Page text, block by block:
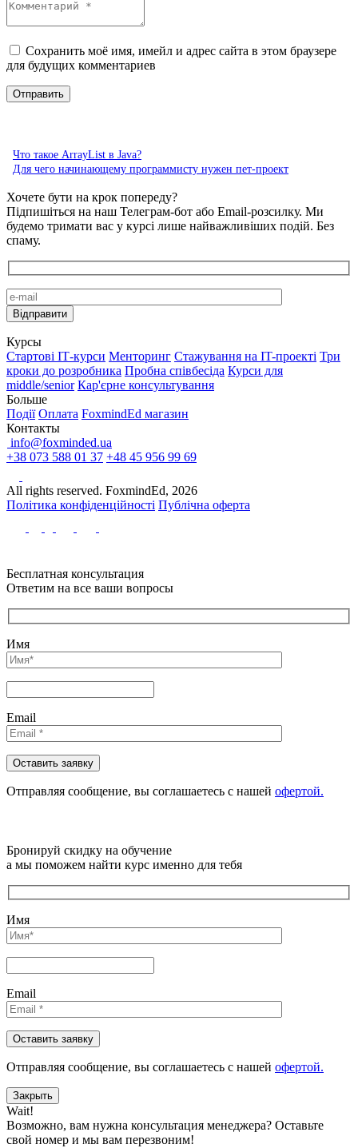
Сохранить моё имя, имейл и адрес сайта в этом браузере
для будущих комментариев
Что такое ArrayList в Java?
Для чего начинающему программисту нужен пет-проект
Хочете бути на крок попереду?
Підпишіться на наш Телеграм-бот або Email-розсилку. Ми
будемо тримати вас у курсі лише найважливіших подій. Без
спаму.
Курсы
Стартові IТ-курси Менторинг Стажування на IT-проекті Три
кроки до розробника Пробна співбесіда Курси для
middle/senior Кар'єрне консультування
Больше
Події Оплата FoxmindEd магазин
Контакты
info@foxminded.ua
+38 073 588 01 37 +48 45 956 99 69
All rights reserved. FoxmindEd, 2026
Політика конфіденційності Публічна оферта
Бесплатная консультация
Ответим на все ваши вопросы
Имя
Email
Отправляя сообщениe, вы соглашаетесь с нашей офертой.
Бронируй скидку на обучение
а мы поможем найти курс именно для тебя
Имя
Email
Отправляя сообщениe, вы соглашаетесь с нашей офертой.
Закрыть
Wait!
Возможно, вам нужна консультация менеджера? Оставьте
свой номер и мы вам перезвоним!